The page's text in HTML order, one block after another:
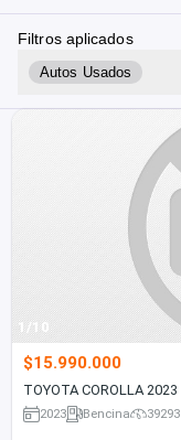
Filtros aplicados
Autos Usados
1/10
$15.990.000
TOYOTA COROLLA 2023
2023 Bencina